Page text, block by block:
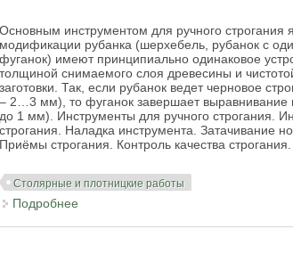
Основным инструментом для ручного строгания
модификации рубанка (шерхебель, рубанок с
фуганок) имеют принципиально одинаковое
толщиной снимаемого слоя древесины и
заготовки. Так, если рубанок ведет черновое
– 2…3 мм), то фуганок завершает выравнивание
до 1 мм). Инструменты для ручного строгания.
строгания. Наладка инструмента. Затачивание
Приёмы строгания. Контроль качества строгания.
Столярные и плотницкие работы
Подробнее